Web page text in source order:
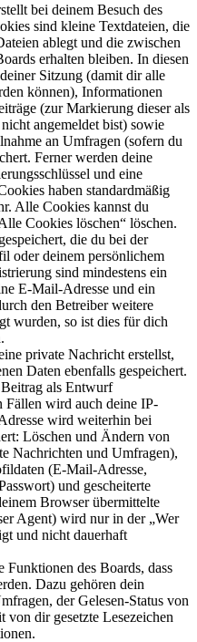
bei deinem Besuch des
sind kleine Textdateien, die
ablegt und die zwischen
erhalten bleiben. In diesen
Sitzung (damit dir alle
können), Informationen
(zur Markierung dieser als
angemeldet bist) sowie
an Umfragen (sofern du
Ferner werden deine
und eine
haben standardmäßig
Alle Cookies kannst du
Cookies löschen“ löschen.
die du bei der
oder deinem persönlichem
sind mindestens ein
E-Mail-Adresse und ein
den Betreiber weitere
wurden, so ist dies für dich
private Nachricht erstellst,
Daten ebenfalls gespeichert.
als Entwurf
Fällen wird auch deine IP-
wird weiterhin bei
Löschen und Ändern von
Nachrichten und Umfragen),
(E-Mail-Adresse,
und gescheiterte
Browser übermittelte
Agent) wird nur in der „Wer
und nicht dauerhaft
Funktionen des Boards, dass
Dazu gehören dein
der Gelesen-Status von
von dir gesetzte Lesezeichen